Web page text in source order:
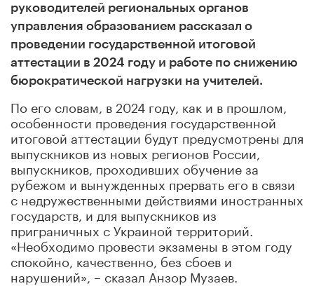
руководителей региональных органов
управления образованием рассказал о
проведении государственной итоговой
аттестации в 2024 году и работе по снижению
бюрократической нагрузки на учителей.
По его словам, в 2024 году, как и в прошлом,
особенности проведения государственной
итоговой аттестации будут предусмотрены для
выпускников из новых регионов России,
выпускников, проходивших обучение за
рубежом и вынужденных прервать его в связи
с недружественными действиями иностранных
государств, и для выпускников из
приграничных с Украиной территорий.
«Необходимо провести экзамены в этом году
спокойно, качественно, без сбоев и
нарушений», – сказал Анзор Музаев.